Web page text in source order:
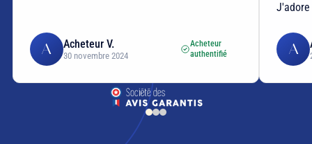
A Acheteur V.
30 novembre 2024
Acheteur
authentifié
J'adore
A